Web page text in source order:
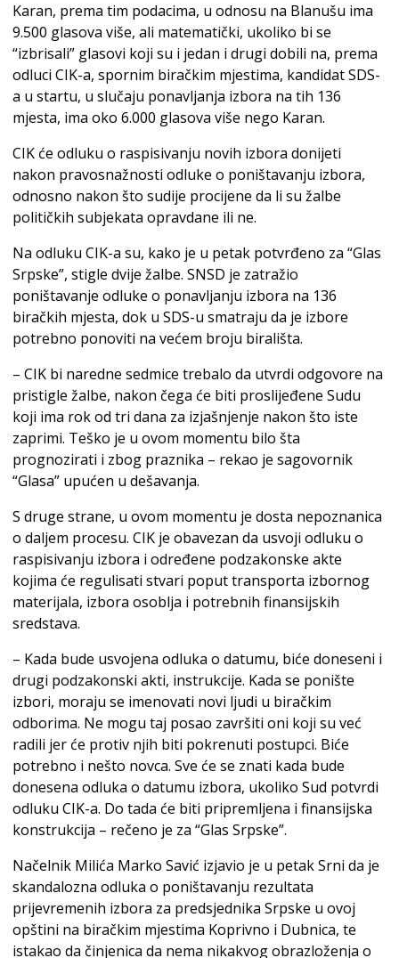
Karan, prema tim podacima, u odnosu na Blanušu ima
9.500 glasova više, ali matematički, ukoliko bi se
“izbrisali” glasovi koji su i jedan i drugi dobili na, prema
odluci CIK-a, spornim biračkim mjestima, kandidat SDS-
a u startu, u slučaju ponavljanja izbora na tih 136
mjesta, ima oko 6.000 glasova više nego Karan.
CIK će odluku o raspisivanju novih izbora donijeti
nakon pravosnažnosti odluke o poništavanju izbora,
odnosno nakon što sudije procijene da li su žalbe
političkih subjekata opravdane ili ne.
Na odluku CIK-a su, kako je u petak potvrđeno za “Glas
Srpske”, stigle dvije žalbe. SNSD je zatražio
poništavanje odluke o ponavljanju izbora na 136
biračkih mjesta, dok u SDS-u smatraju da je izbore
potrebno ponoviti na većem broju birališta.
– CIK bi naredne sedmice trebalo da utvrdi odgovore na
pristigle žalbe, nakon čega će biti proslijeđene Sudu
koji ima rok od tri dana za izjašnjenje nakon što iste
zaprimi. Teško je u ovom momentu bilo šta
prognozirati i zbog praznika – rekao je sagovornik
“Glasa” upućen u dešavanja.
S druge strane, u ovom momentu je dosta nepoznanica
o daljem procesu. CIK je obavezan da usvoji odluku o
raspisivanju izbora i određene podzakonske akte
kojima će regulisati stvari poput transporta izbornog
materijala, izbora osoblja i potrebnih finansijskih
sredstava.
– Kada bude usvojena odluka o datumu, biće doneseni i
drugi podzakonski akti, instrukcije. Kada se ponište
izbori, moraju se imenovati novi ljudi u biračkim
odborima. Ne mogu taj posao završiti oni koji su već
radili jer će protiv njih biti pokrenuti postupci. Biće
potrebno i nešto novca. Sve će se znati kada bude
donesena odluka o datumu izbora, ukoliko Sud potvrdi
odluku CIK-a. Do tada će biti pripremljena i finansijska
konstrukcija – rečeno je za “Glas Srpske”.
Načelnik Milića Marko Savić izjavio je u petak Srni da je
skandalozna odluka o poništavanju rezultata
prijevremenih izbora za predsjednika Srpske u ovoj
opštini na biračkim mjestima Koprivno i Dubnica, te
istakao da činjenica da nema nikakvog obrazloženja o